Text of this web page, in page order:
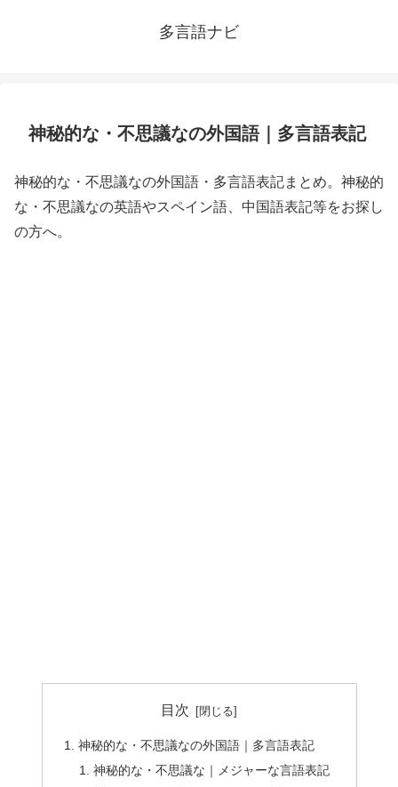
多言語ナビ
神秘的な・不思議なの外国語｜多言語表記
神秘的な・不思議なの外国語・多言語表記まとめ。神秘的
な・不思議なの英語やスペイン語、中国語表記等をお探し
の方へ。
目次
神秘的な・不思議なの外国語｜多言語表記
神秘的な・不思議な｜メジャーな言語表記